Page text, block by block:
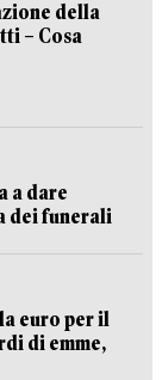
della
– Cosa
a dare
dei funerali
euro per il
di emme,